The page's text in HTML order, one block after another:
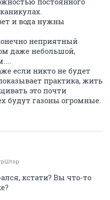
и вода нужны
неприятный
даже небольшой,
если никто не будет
практика, жить
это почти
будут газоны огромные.
кстати? Вы что-то